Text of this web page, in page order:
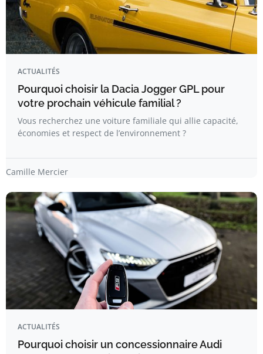
ACTUALITÉS
Pourquoi choisir la Dacia Jogger GPL pour
votre prochain véhicule familial ?
Vous recherchez une voiture familiale qui allie capacité,
économies et respect de l’environnement ?
Camille Mercier
ACTUALITÉS
Pourquoi choisir un concessionnaire Audi